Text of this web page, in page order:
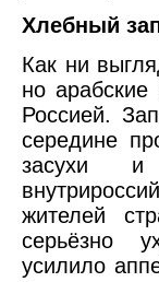
Хлебный
Как ни
но
Россией.
середине
засухи и
жителей
серьёзно
усилило